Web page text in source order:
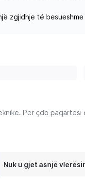
zgjidhje të
Për çdo
Nuk u gjet asnjë